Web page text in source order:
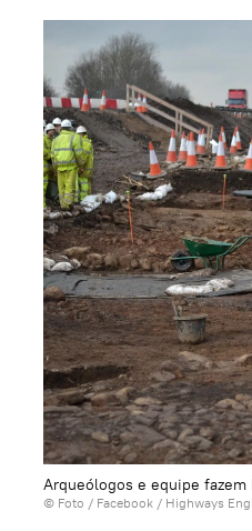
Arqueólogos e equipe
© Foto / Facebook / Highways